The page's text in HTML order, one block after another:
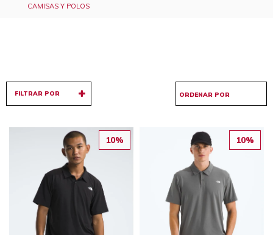
CAMISAS Y POLOS
FILTRAR POR
10% 10%